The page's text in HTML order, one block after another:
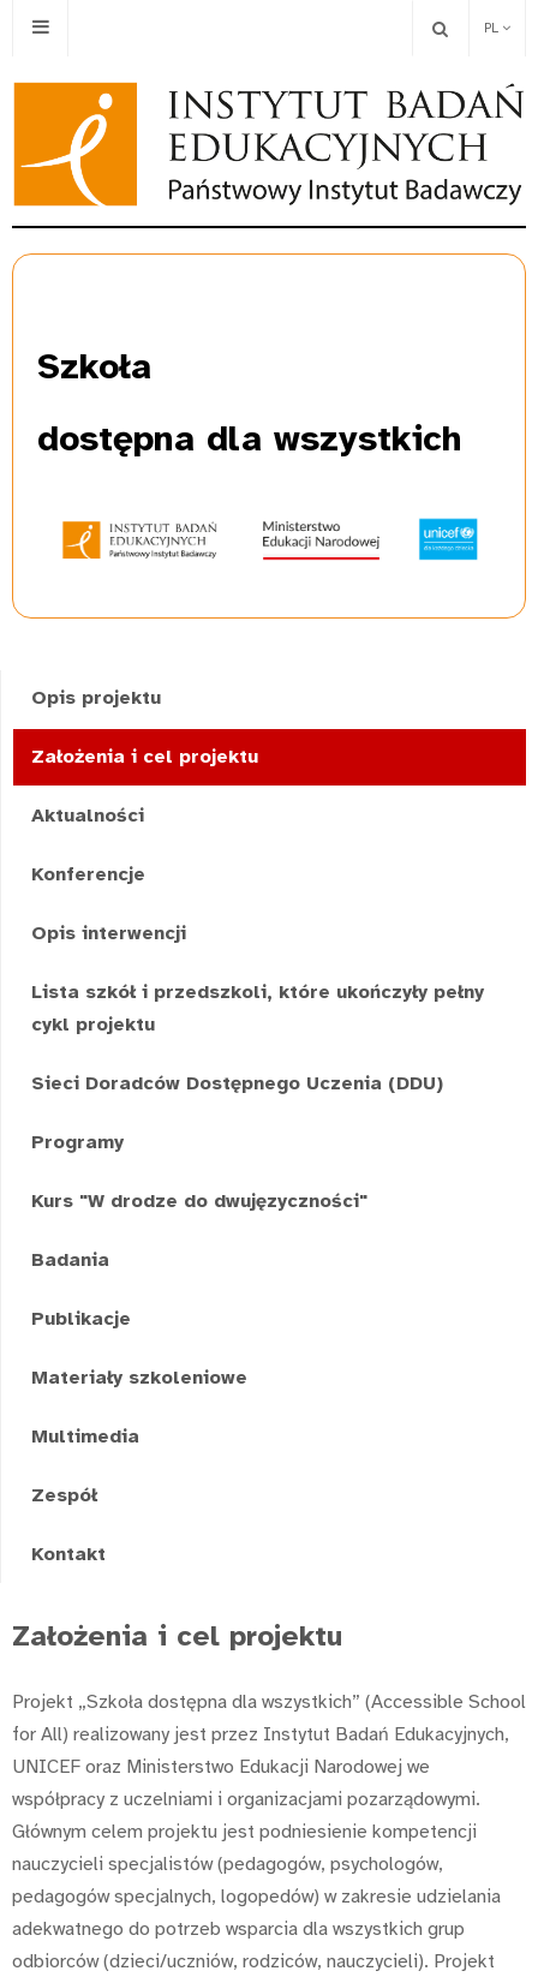
PL
Szkoła
dostępna dla wszystkich
Opis projektu
Założenia i cel projektu
Aktualności
Konferencje
Opis interwencji
Lista szkół i przedszkoli, które ukończyły pełny
cykl projektu
Sieci Doradców Dostępnego Uczenia (DDU)
Programy
Kurs "W drodze do dwujęzyczności"
Badania
Publikacje
Materiały szkoleniowe
Multimedia
Zespół
Kontakt
Założenia i cel projektu
Projekt „Szkoła dostępna dla wszystkich” (Accessible School
for All) realizowany jest przez Instytut Badań Edukacyjnych,
UNICEF oraz Ministerstwo Edukacji Narodowej we
współpracy z uczelniami i organizacjami pozarządowymi.
Głównym celem projektu jest podniesienie kompetencji
nauczycieli specjalistów (pedagogów, psychologów,
pedagogów specjalnych, logopedów) w zakresie udzielania
adekwatnego do potrzeb wsparcia dla wszystkich grup
odbiorców (dzieci/uczniów, rodziców, nauczycieli). Projekt